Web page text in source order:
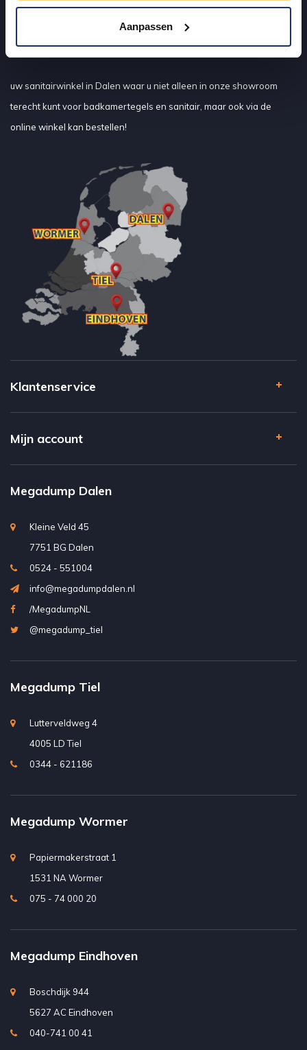
Aanpassen
Over ons
uw sanitairwinkel in Dalen waar u niet alleen in onze showroom
terecht kunt voor badkamertegels en sanitair, maar ook via de
online winkel kan bestellen!
Klantenservice
Mijn account
Megadump Dalen
Kleine Veld 45
7751 BG Dalen
0524 - 551004
info@megadumpdalen.nl
/MegadumpNL
@megadump_tiel
Megadump Tiel
Lutterveldweg 4
4005 LD Tiel
0344 - 621186
Megadump Wormer
Papiermakerstraat 1
1531 NA Wormer
075 - 74 000 20
Megadump Eindhoven
Boschdijk 944
5627 AC Eindhoven
040-741 00 41